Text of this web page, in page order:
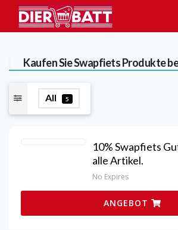
Kaufen Sie Swapfiets Produkte
All 5
10% Swapfiets
alle Artikel.
No Expires
ANGEBOT